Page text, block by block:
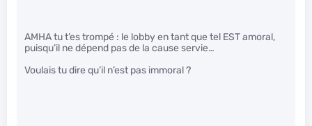
AMHA tu t’es trompé : le lobby en tant que tel EST amoral,
puisqu’il ne dépend pas de la cause servie…
Voulais tu dire qu’il n’est pas immoral ?